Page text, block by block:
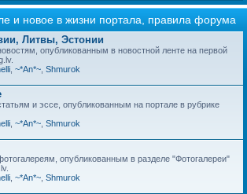
и новое в жизни портала, правила форума
Литвы, Эстонии
опубликованным в новостной ленте на первой
~*An*~ Shmurok
и эссе, опубликованным на портале в рубрике
~*An*~ Shmurok
опубликованным в разделе "Фотогалереи"
~*An*~ Shmurok